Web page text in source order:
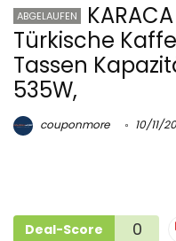
ABGELAUFEN
Türkische
Tassen
535W,
couponmore 10/11/
Deal-Score 0